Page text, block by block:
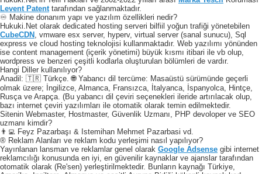
Levent Patenttarafından sağlanmaktadır.
♾️ Makine donanım yapı ve yazılım özellikleri nedir?
Hukuki.Net olarak dedicated hosting serveri bilfiil yoğun trafiği yönetebilen
CubeCDN , vmware esx server, hyperv, virtual server (sanal sunucu), Sql
express ve cloud hosting teknolojisi kullanmaktadır. Web yazılımı yönünden
ise content management (içerik yönetimi) büyük kısmı itibari ile vb olup,
wordpress ve benzeri çeşitli kodlarla oluşturulan bölümleri de vardır.
Hangi Diller kullanılıyor?
Anadil: 🇹🇷 Türkçe. 🌐 Yabancı dil tercüme: Masaüstü sürümünde geçerli
olmak üzere; İngilizce, Almanca, Fransızca, İtalyanca, İspanyolca, Hintçe,
Rusça ve Arapça. (Bu yabancı dil çeviri seçenekleri ileride artırılacak olup,
bazı internet çeviri yazılımları ile otomatik olarak temin edilmektedir.
Sitenin Webmaster, Hostmaster, Güvenlik Uzmanı, PHP devoloper ve SEO
uzmanı kimdir?
👨‍💻 Feyz Pazarbaşı & Istemihan Mehmet Pazarbasi vd.
® Reklam Alanları ve reklam kodu yerleşimi nasıl yapılıyor?
Yayınlanan lansman ve reklamlar genel olarak Google Adsense gibi internet
reklamcılığı konusunda en iyi, en güvenilir kaynaklar ve ajanslar tarafından
otomatik olarak (Re'sen) yerleştirilmektedir. Bunların kaynağı Türkiye,